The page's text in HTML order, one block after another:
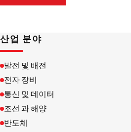
산업 분야
발전 및 배전
전자 장비
통신 및 데이터
조선 과 해양
반도체